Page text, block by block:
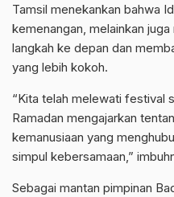
Tamsil menekankan bahwa
kemenangan, melainkan
langkah ke depan dan
yang lebih kokoh.
“Kita telah melewati festival
Ramadan mengajarkan
kemanusiaan yang
simpul kebersamaan,”
Sebagai mantan pimpinan